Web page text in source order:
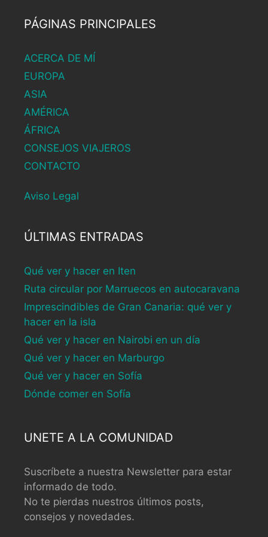
PÁGINAS PRINCIPALES
ACERCA DE MÍ
EUROPA
ASIA
AMÉRICA
ÁFRICA
CONSEJOS VIAJEROS
CONTACTO
Aviso Legal
ÚLTIMAS ENTRADAS
Qué ver y hacer en Iten
Ruta circular por Marruecos en autocaravana
Imprescindibles de Gran Canaria: qué ver y
hacer en la isla
Qué ver y hacer en Nairobi en un día
Qué ver y hacer en Marburgo
Qué ver y hacer en Sofía
Dónde comer en Sofía
UNETE A LA COMUNIDAD
Suscríbete a nuestra Newsletter para estar
informado de todo.
No te pierdas nuestros últimos posts,
consejos y novedades.